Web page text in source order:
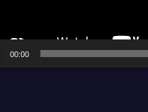
00:00